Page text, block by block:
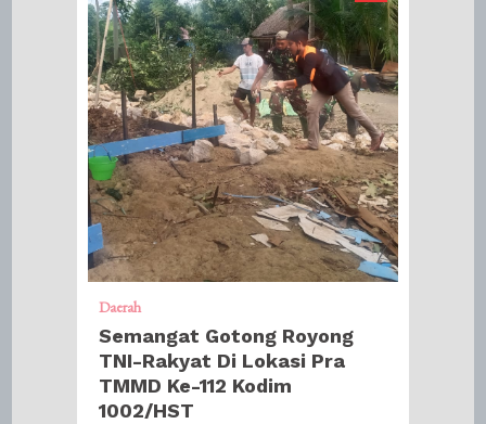
Daerah
Semangat Gotong Royong
TNI-Rakyat Di Lokasi Pra
TMMD Ke-112 Kodim
1002/HST